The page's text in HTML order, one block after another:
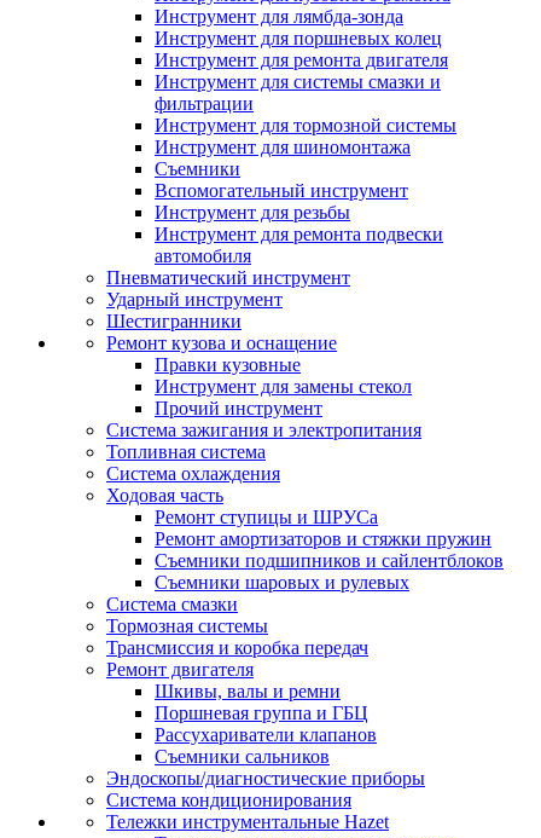
Инструмент для лямбда-зонда
Инструмент для поршневых колец
Инструмент для ремонта двигателя
Инструмент для системы смазки и
фильтрации
Инструмент для тормозной системы
Инструмент для шиномонтажа
Съемники
Вспомогательный инструмент
Инструмент для резьбы
Инструмент для ремонта подвески
автомобиля
Пневматический инструмент
Ударный инструмент
Шестигранники
Ремонт кузова и оснащение
Правки кузовные
Инструмент для замены стекол
Прочий инструмент
Система зажигания и электропитания
Топливная система
Система охлаждения
Ходовая часть
Ремонт ступицы и ШРУСа
Ремонт амортизаторов и стяжки пружин
Съемники подшипников и сайлентблоков
Съемники шаровых и рулевых
Система смазки
Тормозная системы
Трансмиссия и коробка передач
Ремонт двигателя
Шкивы, валы и ремни
Поршневая группа и ГБЦ
Рассухариватели клапанов
Съемники сальников
Эндоскопы/диагностические приборы
Система кондиционирования
Тележки инструментальные Hazet